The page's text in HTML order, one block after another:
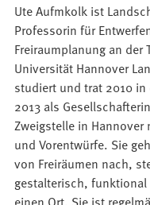
Ute Aufmkolk ist
Professorin für
Freiraumplanung an der
Universität Hannover
studiert und trat 2010
2013 als
Zweigstelle in
und Vorentwürfe. Sie
von Freiräumen nach,
gestalterisch,
einen Ort. Sie ist